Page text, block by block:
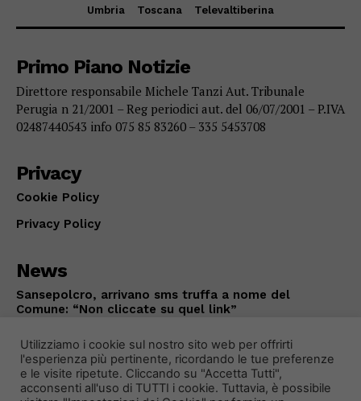
Umbria
Toscana Televaltiberina
Primo Piano Notizie
Direttore responsabile Michele Tanzi Aut. Tribunale
Perugia n 21/2001 – Reg periodici aut. del 06/07/2001 – P.IVA
02487440543 info 075 85 83260 – 335 5453708
Privacy
Cookie Policy
Privacy Policy
News
Sansepolcro, arrivano sms truffa a nome del
Comune: “Non cliccate su quel link”
Utilizziamo i cookie sul nostro sito web per offrirti
l'esperienza più pertinente, ricordando le tue preferenze
e le visite ripetute. Cliccando su "Accetta Tutti",
acconsenti all'uso di TUTTI i cookie. Tuttavia, è possibile